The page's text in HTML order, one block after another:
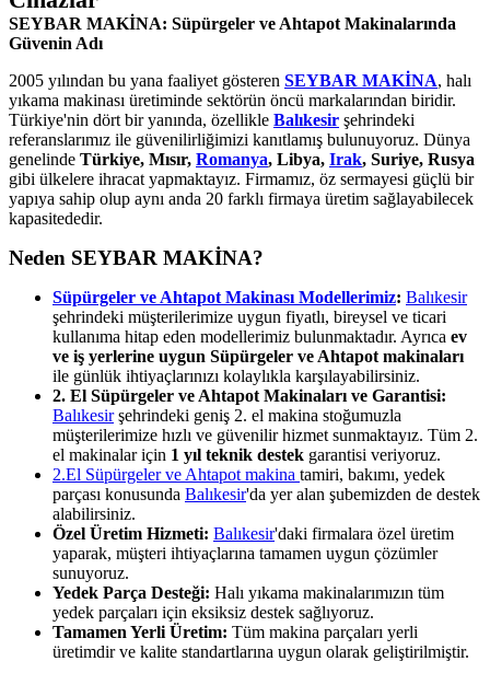
SEYBAR MAKİNA: Süpürgeler ve Ahtapot Makinalarında
Güvenin Adı
2005 yılından bu yana faaliyet gösteren SEYBAR MAKİNA, halı
yıkama makinası üretiminde sektörün öncü markalarından biridir.
Türkiye'nin dört bir yanında, özellikle Balıkesir şehrindeki
referanslarımız ile güvenilirliğimizi kanıtlamış bulunuyoruz. Dünya
genelinde Türkiye, Mısır, Romanya, Libya, Irak, Suriye, Rusya
gibi ülkelere ihracat yapmaktayız. Firmamız, öz sermayesi güçlü bir
yapıya sahip olup aynı anda 20 farklı firmaya üretim sağlayabilecek
kapasitededir.
Neden SEYBAR MAKİNA?
Süpürgeler ve Ahtapot Makinası Modellerimiz: Balıkesir
şehrindeki müşterilerimize uygun fiyatlı, bireysel ve ticari
kullanıma hitap eden modellerimiz bulunmaktadır. Ayrıca ev
ve iş yerlerine uygun Süpürgeler ve Ahtapot makinaları
ile günlük ihtiyaçlarınızı kolaylıkla karşılayabilirsiniz.
2. El Süpürgeler ve Ahtapot Makinaları ve Garantisi:
Balıkesirşehrindeki geniş 2. el makina stoğumuzla
müşterilerimize hızlı ve güvenilir hizmet sunmaktayız. Tüm 2.
el makinalar için 1 yıl teknik destek garantisi veriyoruz.
2.El Süpürgeler ve Ahtapot makina tamiri, bakımı, yedek
parçası konusunda Balıkesir'da yer alan şubemizden de destek
alabilirsiniz.
Özel Üretim Hizmeti: Balıkesir'daki firmalara özel üretim
yaparak, müşteri ihtiyaçlarına tamamen uygun çözümler
sunuyoruz.
Yedek Parça Desteği: Halı yıkama makinalarımızın tüm
yedek parçaları için eksiksiz destek sağlıyoruz.
Tamamen Yerli Üretim: Tüm makina parçaları yerli
üretimdir ve kalite standartlarına uygun olarak geliştirilmiştir.